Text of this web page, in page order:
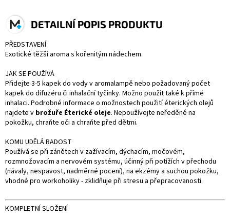
DETAILNÍ POPIS PRODUKTU
PŘEDSTAVENÍ
Exotické těžší aroma s kořenitým nádechem.
JAK SE POUŽÍVÁ
Přidejte 3-5 kapek do vody v aromalampě nebo požadovaný počet
kapek do difuzéru či inhalační tyčinky. Možno použít také k přímé
inhalaci. Podrobné informace o možnostech použití éterických olejů
najdete v brožuře Éterické oleje. Nepoužívejte neředěné na
pokožku, chraňte oči a chraňte před dětmi.
KOMU UDĚLÁ RADOST
Používá se při zánětech v zažívacím, dýchacím, močovém,
rozmnožovacím a nervovém systému, účinný při potížích v přechodu
(návaly, nespavost, nadměrné pocení), na ekzémy a suchou pokožku,
vhodné pro workoholiky - zklidňuje při stresu a přepracovanosti.
KOMPLETNÍ SLOŽENÍ